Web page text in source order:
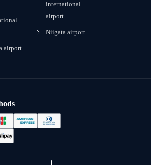
airport
international
airport
Niigata airport